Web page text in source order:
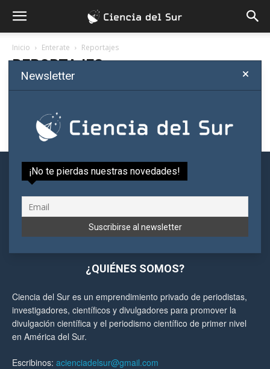
Inicio Enterate Reportajes
REPORTAJES
No hay artículos
¿QUIÉNES SOMOS?
Ciencia del Sur es un emprendimiento privado de periodistas,
investigadores, científicos y divulgadores para promover la
divulgación científica y el periodismo científico de primer nivel
en América del Sur.
Escribinos: acienciadelsur@gmail.com
Newsletter
¡No te pierdas nuestras novedades!